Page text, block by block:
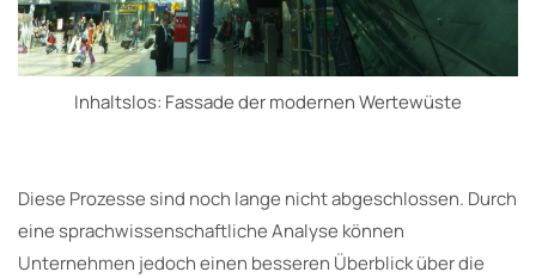
Inhaltslos: Fassade der modernen Wertewüste
Diese Prozesse sind noch lange nicht abgeschlossen. Durch
eine sprachwissenschaftliche Analyse können
Unternehmen jedoch einen besseren Überblick über die